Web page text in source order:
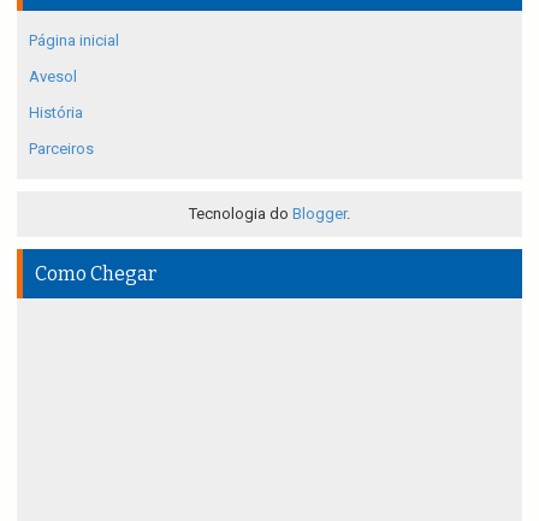
Página inicial
Avesol
História
Parceiros
Tecnologia do Blogger.
Como Chegar